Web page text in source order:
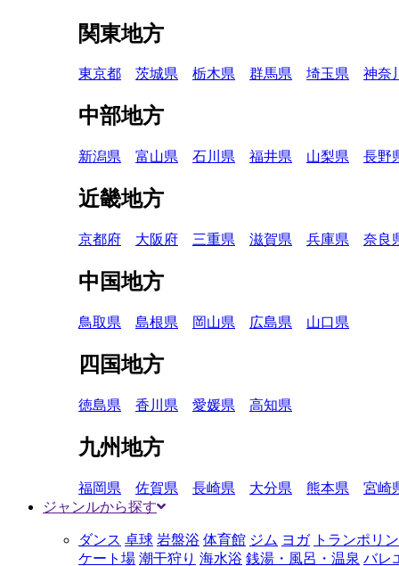
関東地方
東京都 茨城県 栃木県 群馬県 埼玉県 神奈
中部地方
新潟県 富山県 石川県 福井県 山梨県 長野
近畿地方
京都府 大阪府 三重県 滋賀県 兵庫県 奈良
中国地方
鳥取県 島根県 岡山県 広島県 山口県
四国地方
徳島県 香川県 愛媛県 高知県
九州地方
福岡県 佐賀県 長崎県 大分県 熊本県 宮崎
ジャンルから探す
ダンス 卓球 岩盤浴 体育館 ジム ヨガ トランポリン
ケート場 潮干狩り 海水浴 銭湯・風呂・温泉 バレ